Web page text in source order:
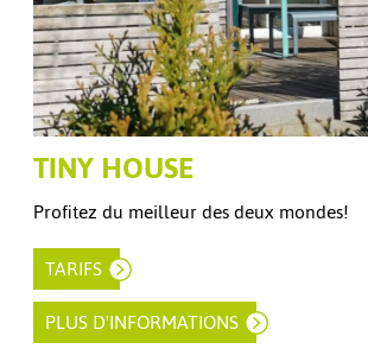
TINY HOUSE
Profitez du meilleur des deux mondes!
TARIFS
PLUS D'INFORMATIONS